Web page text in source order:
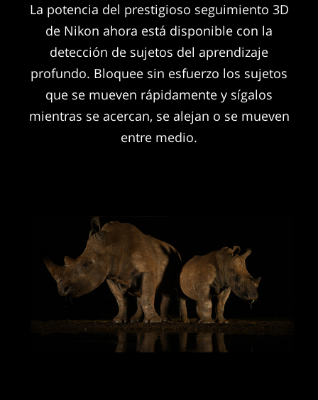
La potencia del prestigioso seguimiento 3D
de Nikon ahora está disponible con la
detección de sujetos del aprendizaje
profundo. Bloquee sin esfuerzo los sujetos
que se mueven rápidamente y sígalos
mientras se acercan, se alejan o se mueven
entre medio.